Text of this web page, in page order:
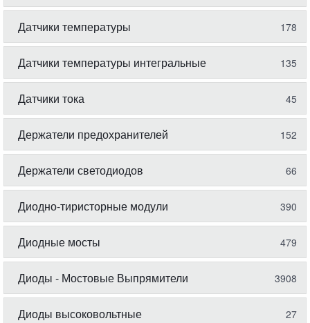
Датчики температуры 178
Датчики температуры интегральные 135
Датчики тока 45
Держатели предохранителей 152
Держатели светодиодов 66
Диодно-тиристорные модули 390
Диодные мосты 479
Диоды - Мостовые Выпрямители 3908
Диоды высоковольтные 27